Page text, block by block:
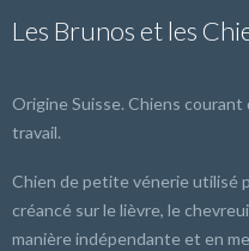
Les Brunos et les
Origine Suisse. Chiens
travail.
Chien de petite vénerie utilisé
créancé sur le lièvre, le
manière indépendante et en